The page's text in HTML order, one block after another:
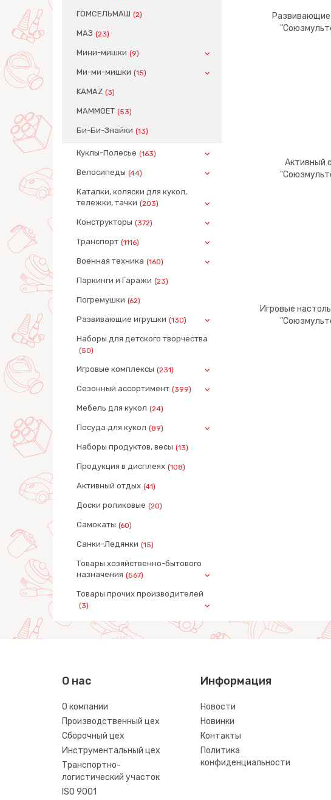
ГОМСЕЛЬМАШ (2)
МАЗ (23)
Мини-мишки (9)
Ми-ми-мишки (15)
KAMAZ (3)
MAMMOET (53)
Би-Би-Знайки (13)
Куклы-Полесье (163)
Велосипеды (44)
Каталки, коляски для кукол,
тележки, тачки (203)
Конструкторы (372)
Транспорт (1116)
Военная техника (160)
Паркинги и Гаражи (23)
Погремушки (62)
Развивающие игрушки (130)
Наборы для детского творчества
(50)
Игровые комплексы (231)
Сезонный ассортимент (399)
Мебель для кукол (24)
Посуда для кукол (89)
Наборы продуктов, весы (13)
Продукция в дисплеях (108)
Активный отдых (41)
Доски роликовые (20)
Самокаты (60)
Санки-Ледянки (15)
Товары хозяйственно-бытового
назначения (567)
Товары прочих производителей
(3)
Развивающие
Активный
Игровые
О нас
О компании
Производственный цех
Сборочный цех
Инструментальный цех
Транспортно-
логистический участок
ISO 9001
Информация
Новости
Новинки
Контакты
Политика
конфиденциальности